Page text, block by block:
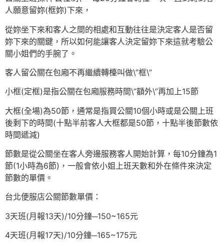
人願意留妳(框妳)下來，
從妳坐下來和客人之間的相處和互動往往是決定客人是否留
妳下來的關鍵，所以如何能讓客人決定留妳下來這就考驗公
關小姐們的手腕了。
客人留公關在包廂不再繼續轉檯叫做\”框\”
小框(定框)是指公關在包廂服務時間\”額外\”再加上15節
大框(全場)為50節，通常是指買公關10個小時或是公關上班
後剩下的時間(十點半前客人大框都是50節，十點半後節數依
時間遞減)
節數是從公關坐在客人旁邊服務客人開始計算，每10分鐘為1
節(1小時為6節)，一般會依小姐上班天數和外在條件來決定
節數的單價。
台北便服店公關節數單價：
3天班(月報13天)/10分鐘─150~165元
4天班(月報17天)/10分鐘─165~175元